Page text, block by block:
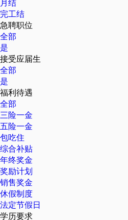
月结
完工结
急聘职位
全部
是
接受应届生
全部
是
福利待遇
全部
三险一金
五险一金
包吃住
综合补贴
年终奖金
奖励计划
销售奖金
休假制度
法定节假日
学历要求